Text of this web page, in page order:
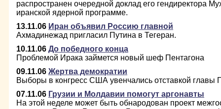
распространен очередной доклад его гендиректора
иранской ядерной программе.
13.11.06 Иран объявил Россию главной
Ахмадинежад пригласил Путина в Тегеран.
10.11.06 До победного конца
Проблемой Ирака займется новый шеф Пентагона
09.11.06 Жертва демократии
Выборы в конгресс США увенчались отставкой главы
07.11.06 Грузии и Молдавии помогут аргонавты
На этой неделе может быть обнародован проект